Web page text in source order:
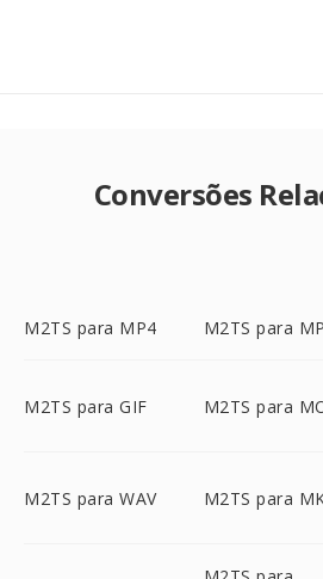
Conversões
M2TS para MP4 M2TS para
M2TS para GIF M2TS para
M2TS para WAV M2TS para